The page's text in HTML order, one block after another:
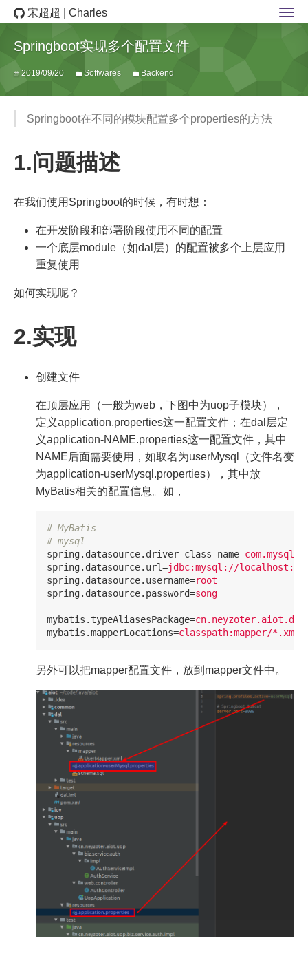
宋超超 | Charles
Springboot实现多个配置文件
2019/09/20 Softwares Backend
Springboot在不同的模块配置多个properties的方法
1.问题描述
在我们使用Springboot的时候，有时想：
在开发阶段和部署阶段使用不同的配置
一个底层module（如dal层）的配置被多个上层应用
重复使用
如何实现呢？
2.实现
创建文件
在顶层应用（一般为web，下图中为uop子模块），
定义application.properties这一配置文件；在dal层定
义application-NAME.properties这一配置文件，其中
NAME后面需要使用，如取名为userMysql（文件名变
为application-userMysql.properties），其中放
MyBatis相关的配置信息。如，
# MyBatis
spring.datasource.driver-class-name=
spring.datasource.url=jdbc:mysql://
spring.datasource.username=root
spring.datasource.password=song
mybatis.typeAliasesPackage=
mybatis.mapperLocations=classpath:mapper/*.xml
另外可以把mapper配置文件，放到mapper文件中。